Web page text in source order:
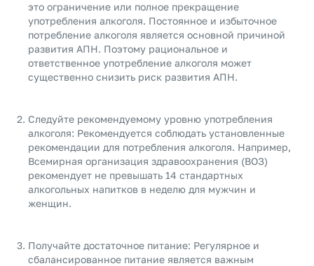
это ограничение или полное прекращение
употребления алкоголя. Постоянное и избыточное
потребление алкоголя является основной причиной
развития АПН. Поэтому рациональное и
ответственное употребление алкоголя может
существенно снизить риск развития АПН.
Следуйте рекомендуемому уровню употребления
алкоголя: Рекомендуется соблюдать установленные
рекомендации для потребления алкоголя. Например,
Всемирная организация здравоохранения (ВОЗ)
рекомендует не превышать 14 стандартных
алкогольных напитков в неделю для мужчин и
женщин.
Получайте достаточное питание: Регулярное и
сбалансированное питание является важным